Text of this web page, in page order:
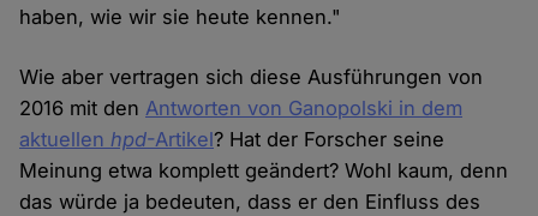
haben, wie wir sie heute kennen."
Wie aber vertragen sich diese Ausführungen von
2016 mit denAntworten von Ganopolski in dem
aktuellenhpd-Artikel? Hat der Forscher seine
Meinung etwa komplett geändert? Wohl kaum, denn
das würde ja bedeuten, dass er den Einfluss des